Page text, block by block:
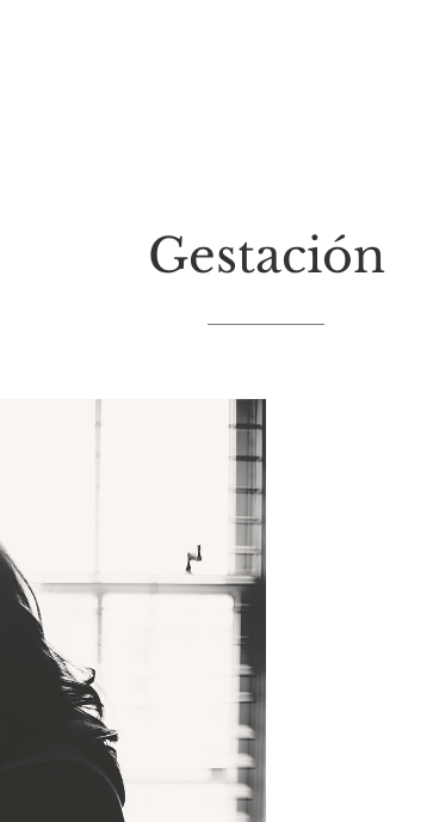
Gestación